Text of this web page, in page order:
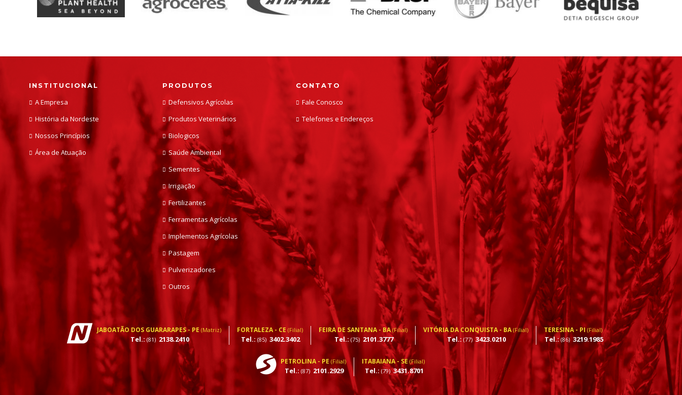
INSTITUCIONAL
A Empresa
História da Nordeste
Nossos Princípios
Área de Atuação
PRODUTOS
Defensivos Agrícolas
Produtos Veterinários
Biologicos
Saúde Ambiental
Sementes
Irrigação
Fertilizantes
Ferramentas Agrícolas
Implementos Agrícolas
Pastagem
Pulverizadores
Outros
CONTATO
Fale Conosco
Telefones e Endereços
JABOATÃO DOS GUARARAPES - PE (Matriz)
Tel.: (81) 2138.2410
FORTALEZA - CE (Filial)
Tel.: (85) 3402.3402
FEIRA DE SANTANA - BA(Filial)
Tel.: (75) 2101.3777
VITÓRIA DA CONQUISTA - BA(Filial)
Tel.: (77) 3423.0210
TERESINA - PI(Filial)
Tel.:(86) 3219.1985
PETROLINA - PE (Filial)
Tel.: (87) 2101.2929
ITABAIANA - SE (Filial)
Tel.: (79) 3431.8701